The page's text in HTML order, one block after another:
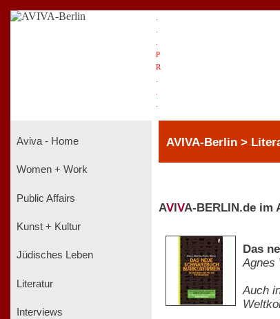
P
R
Aviva - Home
Women + Work
Public Affairs
Kunst + Kultur
Jüdisches Leben
Literatur
Interviews
AVIVA-Berlin >
AV VA-BERLIN.de im
Das
Agnes
Auch